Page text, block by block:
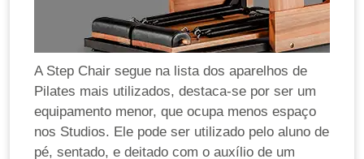
A Step Chair segue na lista dos aparelhos de
Pilates mais utilizados, destaca-se por ser um
equipamento menor, que ocupa menos espaço
nos Studios. Ele pode ser utilizado pelo aluno de
pé, sentado, e deitado com o auxílio de um